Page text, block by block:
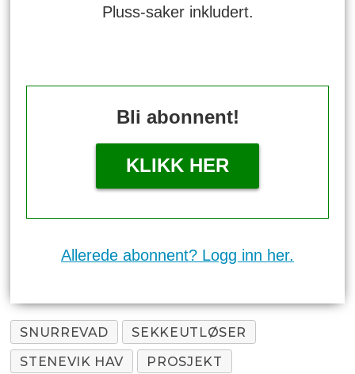
Pluss-saker inkludert.
Bli abonnent!
KLIKK HER
Allerede abonnent? Logg inn her.
SNURREVAD
SEKKEUTLØSER
STENEVIK HAV
PROSJEKT